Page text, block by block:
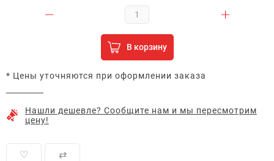
В корзину
* Цены уточняются при оформлении заказа
Нашли дешевле? Сообщите нам и мы пересмотрим
цену!
♡ ⇄